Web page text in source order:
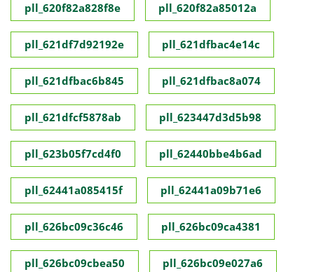
pll_620f82a828f8e pll_620f82a85012a
pll_621df7d92192e pll_621dfbac4e14c
pll_621dfbac6b845 pll_621dfbac8a074
pll_621dfcf5878ab pll_623447d3d5b98
pll_623b05f7cd4f0 pll_62440bbe4b6ad
pll_62441a085415f pll_62441a09b71e6
pll_626bc09c36c46 pll_626bc09ca4381
pll_626bc09cbea50 pll_626bc09e027a6